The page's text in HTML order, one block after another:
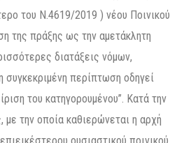
του Ν.4619/2019 ) νέου Ποινικού
της πράξης ως την αμετάκλητη
διατάξεις νόμων,
περίπτωση οδηγεί
του κατηγορουμένου”. Κατά την
με την οποία καθιερώνεται η αρχή